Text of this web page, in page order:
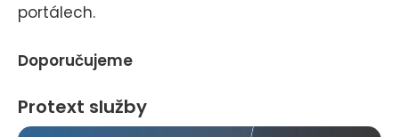
portálech.
Doporučujeme
Protext služby